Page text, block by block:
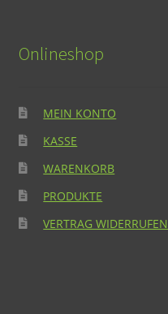
Onlineshop
MEIN KONTO
KASSE
WARENKORB
PRODUKTE
VERTRAG WIDERRUFEN